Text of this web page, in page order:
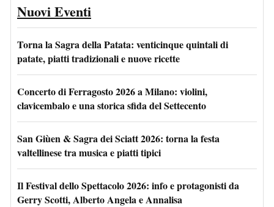
Nuovi Eventi
Torna la Sagra della Patata: venticinque quintali di
patate, piatti tradizionali e nuove ricette
Concerto di Ferragosto 2026 a Milano: violini,
clavicembalo e una storica sfida del Settecento
San Giùen & Sagra dei Sciatt 2026: torna la festa
valtellinese tra musica e piatti tipici
Il Festival dello Spettacolo 2026: info e protagonisti da
Gerry Scotti, Alberto Angela e Annalisa